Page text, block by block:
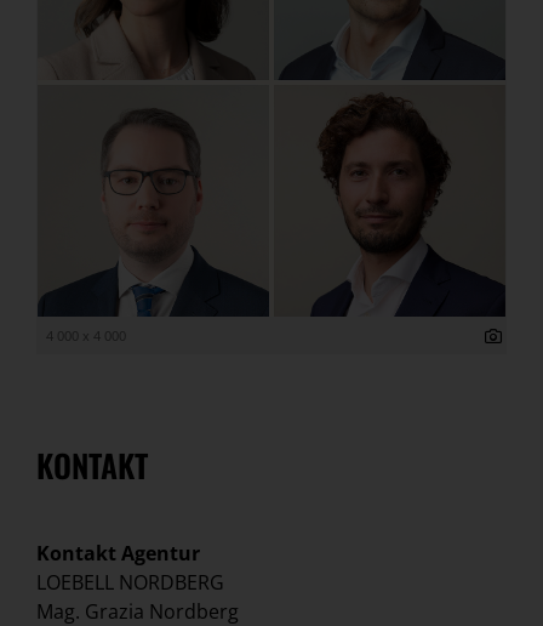
4 000 x 4 000
KONTAKT
Kontakt Agentur
LOEBELL NORDBERG
Mag. Grazia Nordberg